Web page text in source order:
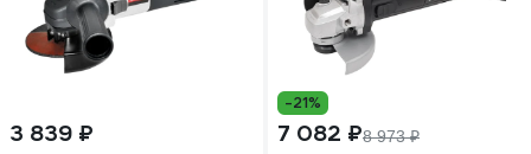
3 839 ₽
-21%
7 082 ₽8 973 ₽